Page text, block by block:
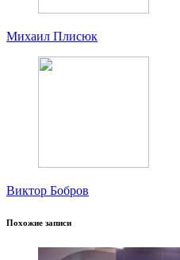
Михаил Плисюк
Виктор Бобров
Похожие записи